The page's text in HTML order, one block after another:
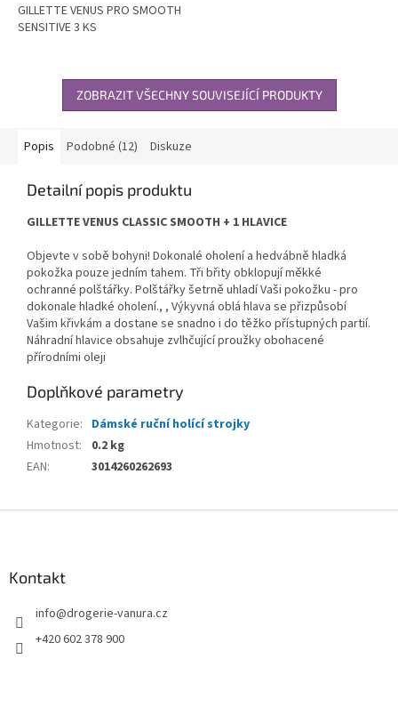
GILLETTE VENUS PRO SMOOTH
SENSITIVE 3 KS
ZOBRAZIT VŠECHNY SOUVISEJÍCÍ PRODUKTY
Popis Podobné (12) Diskuze
Detailní popis produktu
GILLETTE VENUS CLASSIC SMOOTH + 1 HLAVICE
Objevte v sobě bohyni! Dokonalé oholení a hedvábně hladká
pokožka pouze jedním tahem. Tři břity obklopují měkké
ochranné polštářky. Polštářky šetrně uhladí Vaši pokožku - pro
dokonale hladké oholení., , Výkyvná oblá hlava se přizpůsobí
Vašim křivkám a dostane se snadno i do těžko přístupných partií.
Náhradní hlavice obsahuje zvlhčující proužky obohacené
přírodními oleji
Doplňkové parametry
Kategorie: Dámské ruční holící strojky
Hmotnost:
0.2 kg
EAN: 3014260262693
Kontakt
info@drogerie-vanura.cz
+420 602 378 900